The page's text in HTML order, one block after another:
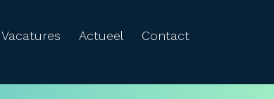
Vacatures Actueel Contact